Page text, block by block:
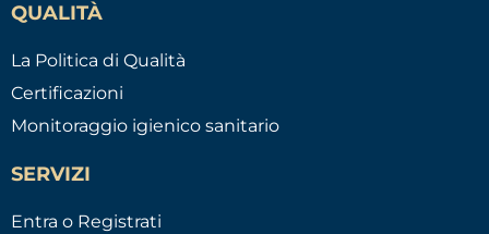
QUALITÀ
La Politica di Qualità
Certificazioni
Monitoraggio igienico sanitario
SERVIZI
Entra o Registrati